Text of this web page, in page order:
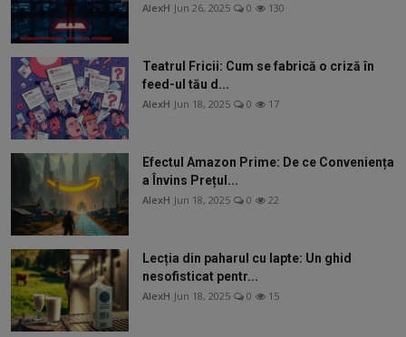
AlexH Jun 26, 2025 0 130
Teatrul Fricii: Cum se fabrică o criză în
feed-ul tău d...
AlexH Jun 18, 2025 0 17
Efectul Amazon Prime: De ce Conveniența
a Învins Prețul...
AlexH Jun 18, 2025 0 22
Lecția din paharul cu lapte: Un ghid
nesofisticat pentr...
AlexH Jun 18, 2025 0 15